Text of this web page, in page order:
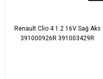
Renault Clio 4 1.2 16V Sağ Aks
391000926R 391003429R